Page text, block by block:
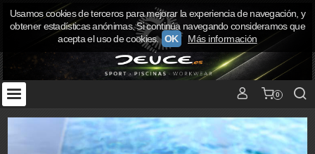
0
Usamos cookies de terceros para mejorar la experiencia de navegación, y
obtener estadísticas anónimas. Si continúa navegando consideramos que
acepta el uso de cookies. OK Más información